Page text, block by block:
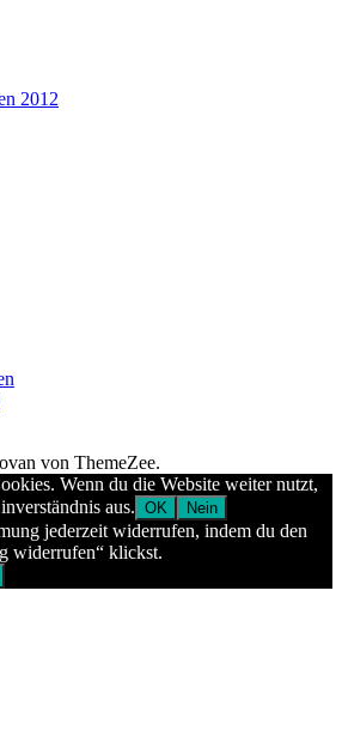
2012
von ThemeZee.
Wenn du die Website weiter nutzt,
aus. OK Nein
jederzeit widerrufen, indem du den
widerrufen“ klickst.